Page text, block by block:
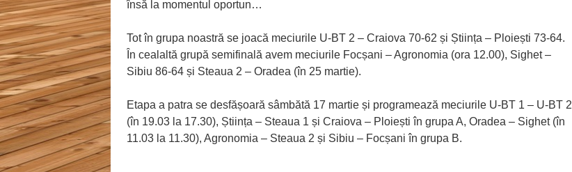
însă la momentul oportun…
Tot în grupa noastră se joacă meciurile U-BT 2 – Craiova 70-62 și Știința – Ploiești 73-64.
În cealaltă grupă semifinală avem meciurile Focșani – Agronomia (ora 12.00), Sighet –
Sibiu 86-64 și Steaua 2 – Oradea (în 25 martie).
Etapa a patra se desfășoară sâmbătă 17 martie și programează meciurile U-BT 1 – U-BT 2
(în 19.03 la 17.30), Știința – Steaua 1 și Craiova – Ploiești în grupa A, Oradea – Sighet (în
11.03 la 11.30), Agronomia – Steaua 2 și Sibiu – Focșani în grupa B.